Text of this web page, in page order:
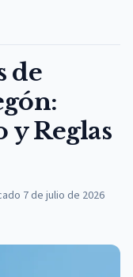
de
y Reglas
7 de julio de 2026